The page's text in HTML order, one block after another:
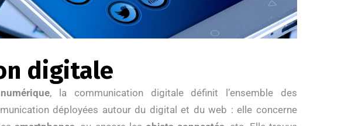
digitale
, la communication digitale définit l’ensemble des
déployées autour du digital et du web : elle concerne